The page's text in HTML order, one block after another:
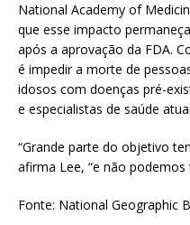
National Academy of
que esse impacto
após a aprovação da FDA.
é impedir a morte de
idosos com doenças pré-
e especialistas de saúde
“Grande parte do objetivo
afirma Lee, “e não
Fonte: National Geographic